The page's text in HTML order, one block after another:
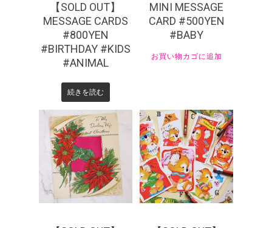
【SOLD OUT】
MESSAGE CARDS
#800YEN
#BIRTHDAY #KIDS
#ANIMAL
続きを読む
MINI MESSAGE
CARD #500YEN
#BABY
お買い物カゴに追加
¥660 ¥330